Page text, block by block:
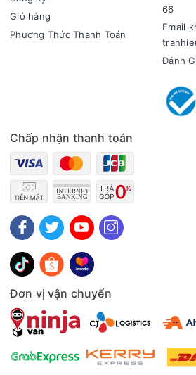
Động cơ - Công nghệ tiết kiệm điện
- Sản phẩm được trang bị công nghệ
sấy kép Dual HeatPump giúp duy trì
định, hạn chế tiêu thụ điện năng và
hành. Giải pháp này không chỉ tối ưu
mà còn tăng tuổi thọ cho thiết bị, đặc
cầu sử dụng liên tục tại nhà.
Tiện ích
- Móc treo chuyển động nhẹ nhàng
Giỏ hàng
Phương Thức Thanh Toán
66
Email
Đánh
Chấp nhận thanh toán
Đơn vị vận chuyển